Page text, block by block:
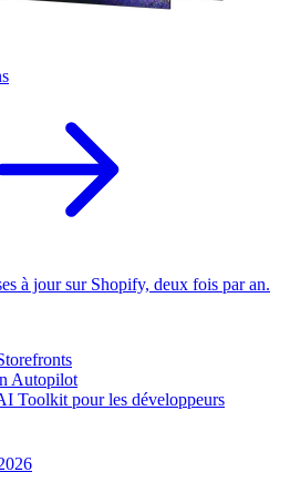
à jour sur Shopify, deux fois par an.
Autopilot
Toolkit pour les développeurs